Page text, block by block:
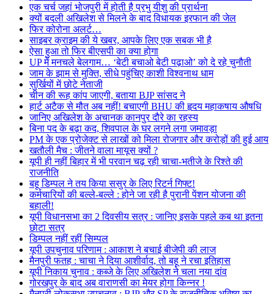
एक चर्च जहां भोजपुरी में होती है प्रभु यीशु की प्रार्थना
क्यों बदली अखिलेश से मिलने के बाद विधायक इरफान की जेल
फिर कोरोना अलर्ट…
साइबर क्राइम की ये खबर, आपके लिए एक सबक भी है
ऐसा हुआ तो फिर बीएसपी का क्या होगा
UP में मनचले बेलगाम… ‘बेटी बचाओ बेटी पढ़ाओ’ को दे रहे चुनौती
जाम के झाम से मुक्ति, सीधे पहुंचिए काशी विश्वनाथ धाम
सुर्खियों में छोटे नेताजी
चीन की रूह कांप जाएगी, बताया BJP सांसद ने
हार्ट अटैक से मौत अब नहीं! बचाएगी BHU की हृदय महाकषाय औषधि
जानिए अखिलेश के अचानक कानपुर दौरे का रहस्य
बिना पद के बढ़ा कद, शिवपाल के घर लगने लगा जमावड़ा
PM के एक प्रोजेक्ट से लाखों को मिला रोजगार और करोड़ों की हुई आय
खतौली मैच : जीतने वाला मायूस क्यों ?
यूपी ही नहीं बिहार में भी परवान चढ़ रही चाचा-भतीजे के रिश्ते की
राजनीति
बहू डिम्पल ने तय किया ससुर के लिए रिटर्न गिफ्ट!
कर्मचारियों की बल्ले-बल्ले : होने जा रही है पुरानी पेंशन योजना की
बहाली!
यूपी विधानसभा का 2 दिवसीय सत्र : जानिए इसके पहले कब था इतना
छोटा सत्र
डिम्पल नहीं रहीं सिम्पल
यूपी उपचुनाव परिणाम : आकाश ने बचाई बीजेपी की लाज
मैनपुरी फतह : चाचा ने दिया आशीर्वाद, तो बहू ने रचा इतिहास
यूपी निकाय चुनाव : कब्जे के लिए अखिलेश ने चला नया दांव
गोरखपुर के बाद अब वाराणसी का मेयर होगा किन्नर !